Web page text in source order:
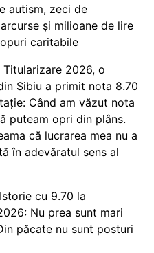
autism, zeci de
și milioane de lire
caritabile
Titularizare 2026, o
Sibiu a primit nota 8.70
Când am văzut nota
puteam opri din plâns.
că lucrarea mea nu a
în adevăratul sens al
cu 9.70 la
Nu prea sunt mari
păcate nu sunt posturi